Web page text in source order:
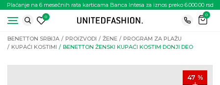
Plaćanje na 6 mesečnih rata karticama Banca Intesa za iznos preko 6.000.00 rsd
0
0
BENETTON SRBIJA PROIZVODI ŽENE
PROGRAM ZA PLAŽU
KUPAĆI KOSTIMI
BENETTON ŽENSKI KUPAĆI KOSTIM DONJI DEO
47 %